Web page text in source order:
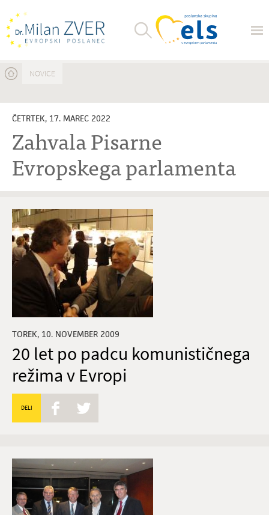
Nahajate se tukaj
NOVICE
ČETRTEK, 17. MAREC 2022
Zahvala Pisarne
Evropskega parlamenta
TOREK, 10. NOVEMBER 2009
20 let po padcu komunističnega
režima v Evropi
DELI